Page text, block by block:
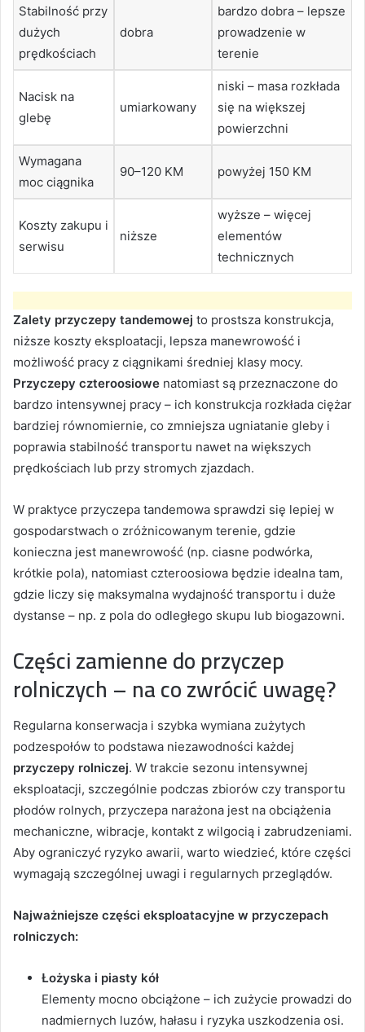
Stabilność przy
dużych
prędkościach
dobra
bardzo dobra – lepsze
prowadzenie w
terenie
Nacisk na
glebę
umiarkowany
niski – masa rozkłada
się na większej
powierzchni
Wymagana
moc ciągnika
90–120 KM powyżej 150 KM
Koszty zakupu i
serwisu
niższe
wyższe – więcej
elementów
technicznych
Zalety przyczepy tandemowej to prostsza konstrukcja,
niższe koszty eksploatacji, lepsza manewrowość i
możliwość pracy z ciągnikami średniej klasy mocy.
Przyczepy czteroosiowe natomiast są przeznaczone do
bardzo intensywnej pracy – ich konstrukcja rozkłada ciężar
bardziej równomiernie, co zmniejsza ugniatanie gleby i
poprawia stabilność transportu nawet na większych
prędkościach lub przy stromych zjazdach.
W praktyce przyczepa tandemowa sprawdzi się lepiej w
gospodarstwach o zróżnicowanym terenie, gdzie
konieczna jest manewrowość (np. ciasne podwórka,
krótkie pola), natomiast czteroosiowa będzie idealna tam,
gdzie liczy się maksymalna wydajność transportu i duże
dystanse – np. z pola do odległego skupu lub biogazowni.
Części zamienne do przyczep
rolniczych – na co zwrócić uwagę?
Regularna konserwacja i szybka wymiana zużytych
podzespołów to podstawa niezawodności każdej
przyczepy rolniczej. W trakcie sezonu intensywnej
eksploatacji, szczególnie podczas zbiorów czy transportu
płodów rolnych, przyczepa narażona jest na obciążenia
mechaniczne, wibracje, kontakt z wilgocią i zabrudzeniami.
Aby ograniczyć ryzyko awarii, warto wiedzieć, które części
wymagają szczególnej uwagi i regularnych przeglądów.
Najważniejsze części eksploatacyjne w przyczepach
rolniczych:
Łożyska i piasty kół
Elementy mocno obciążone – ich zużycie prowadzi do
nadmiernych luzów, hałasu i ryzyka uszkodzenia osi.